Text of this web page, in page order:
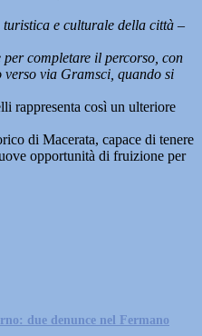
e culturale della città –
completare il percorso, con
via Gramsci, quando si
rappresenta così un ulteriore
di Macerata, capace di tenere
opportunità di fruizione per
due denunce nel Fermano